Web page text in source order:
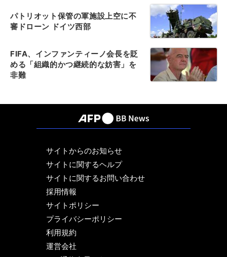
パトリオット保管の軍施設上空に不
審ドローン ドイツ西部
FIFA、インファンティーノ会長を貶
める「組織的かつ継続的な妨害」を
非難
サイトからのお知らせ
サイトに関するヘルプ
サイトに関するお問い合わせ
採用情報
サイトポリシー
プライバシーポリシー
利用規約
運営会社